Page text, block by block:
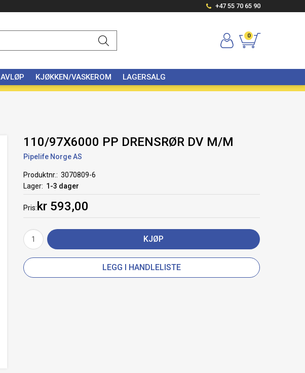
+47 55 70 65 90
0
AVLØP KJØKKEN/VASKEROM LAGERSALG
110/97X6000 PP DRENSRØR DV M/M
Pipelife Norge AS
Produktnr.
3070809-6
Lager
1-3 dager
Pris kr 593,00
KJØP
LEGG I HANDLELISTE